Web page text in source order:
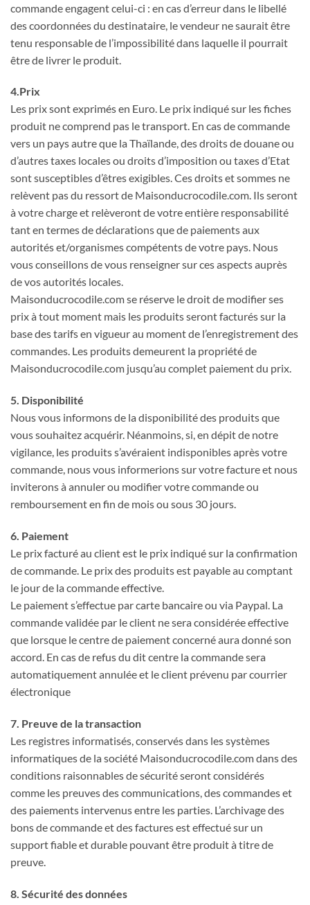
commande engagent celui-ci : en cas d’erreur dans le libellé
des coordonnées du destinataire, le vendeur ne saurait être
tenu responsable de l’impossibilité dans laquelle il pourrait
être de livrer le produit.
4.Prix
Les prix sont exprimés en Euro. Le prix indiqué sur les fiches
produit ne comprend pas le transport. En cas de commande
vers un pays autre que la Thaïlande, des droits de douane ou
d’autres taxes locales ou droits d’imposition ou taxes d’Etat
sont susceptibles d’êtres exigibles. Ces droits et sommes ne
relèvent pas du ressort de Maisonducrocodile.com. Ils seront
à votre charge et relèveront de votre entière responsabilité
tant en termes de déclarations que de paiements aux
autorités et/organismes compétents de votre pays. Nous
vous conseillons de vous renseigner sur ces aspects auprès
de vos autorités locales.
Maisonducrocodile.com se réserve le droit de modifier ses
prix à tout moment mais les produits seront facturés sur la
base des tarifs en vigueur au moment de l’enregistrement des
commandes. Les produits demeurent la propriété de
Maisonducrocodile.com jusqu’au complet paiement du prix.
5. Disponibilité
Nous vous informons de la disponibilité des produits que
vous souhaitez acquérir. Néanmoins, si, en dépit de notre
vigilance, les produits s’avéraient indisponibles après votre
commande, nous vous informerions sur votre facture et nous
inviterons à annuler ou modifier votre commande ou
remboursement en fin de mois ou sous 30 jours.
6. Paiement
Le prix facturé au client est le prix indiqué sur la confirmation
de commande. Le prix des produits est payable au comptant
le jour de la commande effective.
Le paiement s’effectue par carte bancaire ou via Paypal. La
commande validée par le client ne sera considérée effective
que lorsque le centre de paiement concerné aura donné son
accord. En cas de refus du dit centre la commande sera
automatiquement annulée et le client prévenu par courrier
électronique
7. Preuve de la transaction
Les registres informatisés, conservés dans les systèmes
informatiques de la société Maisonducrocodile.com dans des
conditions raisonnables de sécurité seront considérés
comme les preuves des communications, des commandes et
des paiements intervenus entre les parties. L’archivage des
bons de commande et des factures est effectué sur un
support fiable et durable pouvant être produit à titre de
preuve.
8. Sécurité des données